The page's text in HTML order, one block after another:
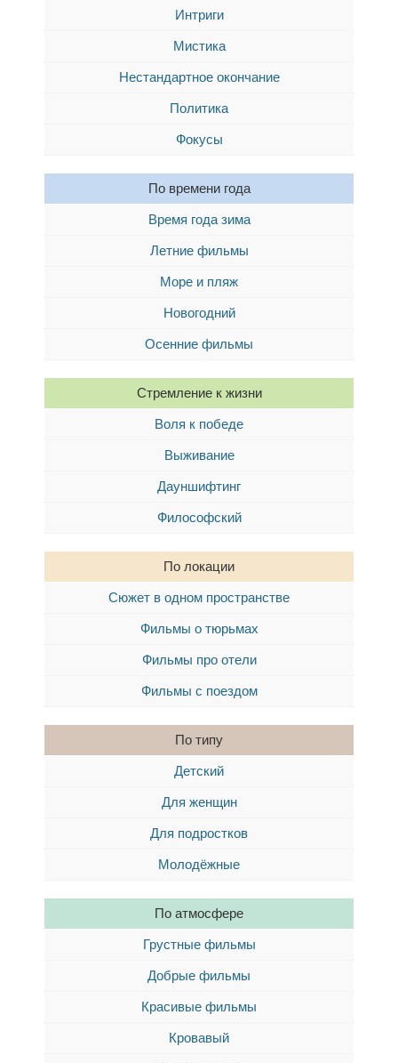
Интриги
Мистика
Нестандартное окончание
Политика
Фокусы
По времени года
Время года зима
Летние фильмы
Море и пляж
Новогодний
Осенние фильмы
Стремление к жизни
Воля к победе
Выживание
Дауншифтинг
Философский
По локации
Сюжет в одном пространстве
Фильмы о тюрьмах
Фильмы про отели
Фильмы с поездом
По типу
Детский
Для женщин
Для подростков
Молодёжные
По атмосфере
Грустные фильмы
Добрые фильмы
Красивые фильмы
Кровавый